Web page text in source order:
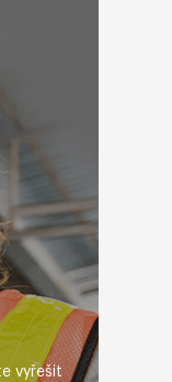
vyřešit